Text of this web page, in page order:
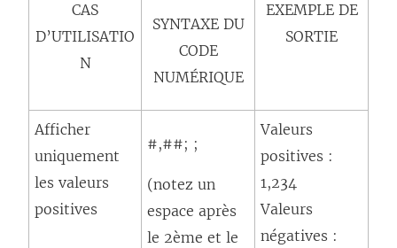
CAS
D’UTILISATIO
N
SYNTAXE DU
CODE
NUMÉRIQUE
EXEMPLE DE
SORTIE
Afficher
uniquement
les valeurs
positives
#,##; ;
(notez un
espace après
le 2ème et le
Valeurs
positives :
1,234
Valeurs
négatives :